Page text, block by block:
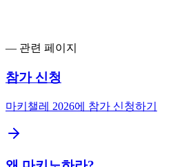
— 관련 페이지
참가 신청
마키챌레 2026에 참가 신청하기